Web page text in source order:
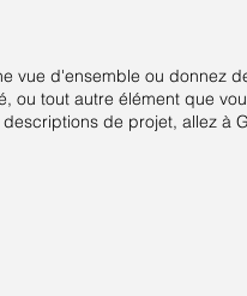
vue d'ensemble ou donnez
ou tout autre élément que
de projet, allez à